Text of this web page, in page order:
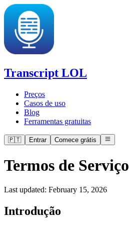
Transcript LOL
Preços
Casos de uso
Blog
Ferramentas gratuitas
🇵🇹 Entrar Comece grátis
Termos de Serviço
Last updated: February 15, 2026
Introdução